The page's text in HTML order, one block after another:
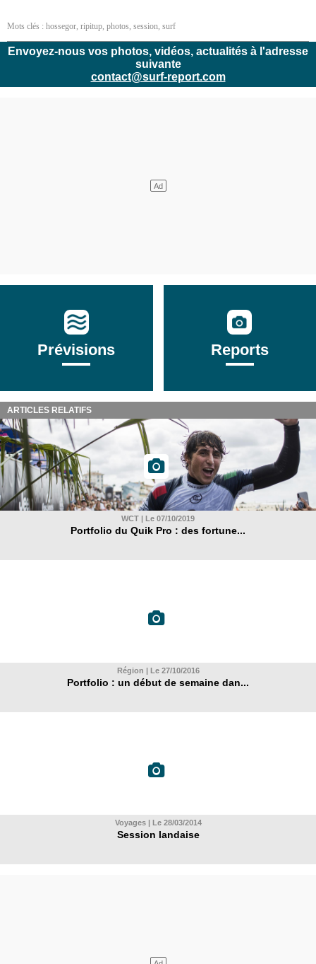
Mots clés : hossegor ripitup photos session surf
Envoyez-nous vos photos, vidéos, actualités à l'adresse
suivante
contact@surf-report.com
Prévisions Reports
ARTICLES RELATIFS
WCT | Le 07/10/2019
Portfolio du Quik Pro : des fortune...
Région | Le 27/10/2016
Portfolio : un début de semaine dan...
Voyages | Le 28/03/2014
Session landaise